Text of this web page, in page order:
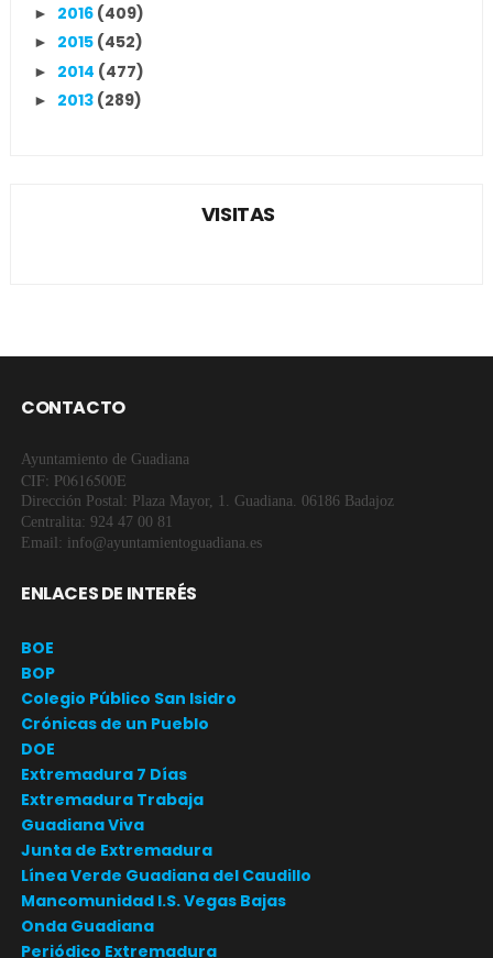
► 2016 (409)
► 2015 (452)
► 2014 (477)
► 2013 (289)
VISITAS
CONTACTO
Ayuntamiento de Guadiana
CIF: P0616500E
Dirección Postal: Plaza Mayor, 1. Guadiana. 06186 Badajoz
Centralita: 924 47 00 81
Email: info@ayuntamientoguadiana.es
ENLACES DE INTERÉS
BOE
BOP
Colegio Público San Isidro
Crónicas de un Pueblo
DOE
Extremadura 7 Días
Extremadura Trabaja
Guadiana Viva
Junta de Extremadura
Línea Verde Guadiana del Caudillo
Mancomunidad I.S. Vegas Bajas
Onda Guadiana
Periódico Extremadura